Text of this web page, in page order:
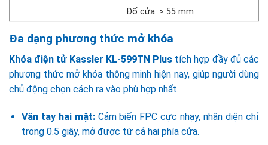
Đố cửa: > 55 mm
Đa dạng phương thức mở khóa
Khóa điện tử Kassler KL-599TN Plus tích hợp đầy đủ các
phương thức mở khóa thông minh hiện nay, giúp người dùng
chủ động chọn cách ra vào phù hợp nhất.
Vân tay hai mặt:Cảm biến FPC cực nhạy, nhận diện chỉ
trong 0.5 giây, mở được từ cả hai phía cửa.